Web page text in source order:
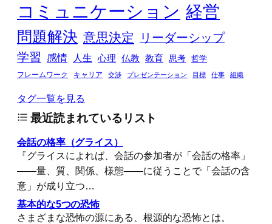
コミュニケーション 経営
問題解決 意思決定
リーダーシップ
学習
感情 人生 心理 仏教 教育 思考
哲学
フレームワーク
キャリア 交渉 プレゼンテーション 目標 仕事 組織
タグ一覧を見る
最近読まれているリスト
会話の格率（グライス）
『グライスによれば、会話の参加者が「会話の格率」
――量、質、関係、様態――に従うことで「会話の含
意」が成り立つ…
基本的な5つの恐怖
さまざまな恐怖の源にある、根源的な恐怖とは。